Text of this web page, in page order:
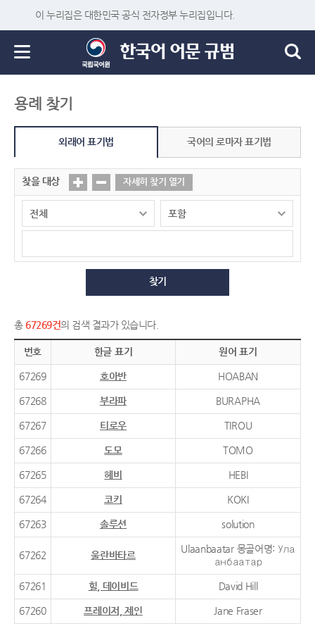
이 누리집은 대한민국 공식 전자정부 누리집입니다.
용례 찾기
외래어 표기법 국어의 로마자 표기법
찾을 대상 자세히 찾기 열기
찾기
총 67269건의 검색 결과가 있습니다.
번호 한글 표기 원어 표기
67269 호아반 HOABAN
67268 부라파 BURAPHA
67267 티로우 TIROU
67266 도모 TOMO
67265 헤비 HEBI
67264 코키 KOKI
67263 솔루션 solution
67262 울란바타르
Ulaanbaatar 몽골어명: Ула
анбаатар
67261 힐, 데이비드 David Hill
67260 프레이저, 제인 Jane Fraser